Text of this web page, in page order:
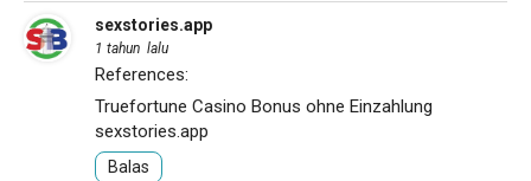
sexstories.app
1 tahun lalu
References:
Truefortune Casino Bonus ohne Einzahlung
sexstories.app
Balas